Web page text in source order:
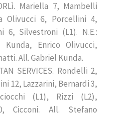
Mariella 7, Mambelli
Olivucci 6, Porcellini 4,
6, Silvestroni (L1). N.E.:
Kunda, Enrico Olivucci,
All. Gabriel Kunda.
SERVICES. Rondelli 2,
12, Lazzarini, Bernardi 3,
(L1), Rizzi (L2),
Cicconi. All. Stefano